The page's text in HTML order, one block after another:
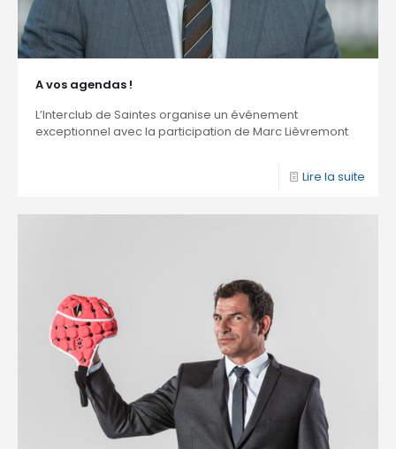
A vos agendas !
L’Interclub de Saintes organise un événement
exceptionnel avec la participation de Marc Lièvremont
Lire la suite